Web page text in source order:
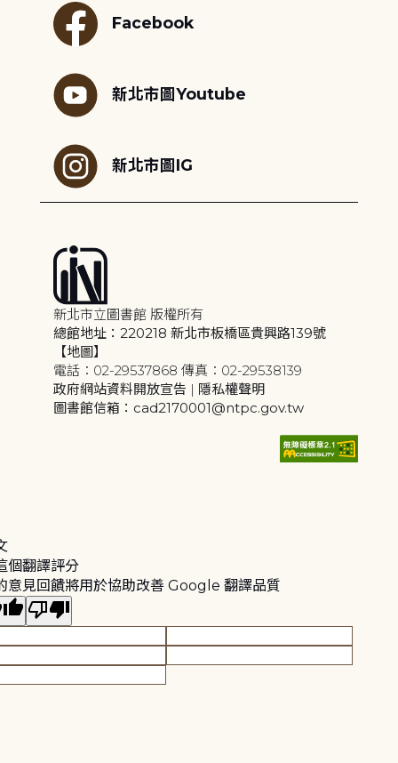
Facebook
新北市圖Youtube
新北市圖IG
新北市立圖書館 版權所有
總館地址：220218 新北市板橋區貴興路139號
【地圖】
電話：02-29537868 傳真：02-29538139
政府網站資料開放宣告 | 隱私權聲明
圖書館信箱：cad2170001@ntpc.gov.tw
個翻譯評分
意見回饋將用於協助改善 Google 翻譯品質